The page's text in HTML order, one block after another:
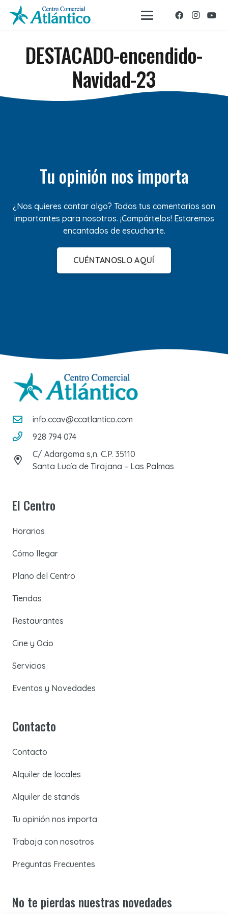
DESTACADO-encendido-
Navidad-23
Tu opinión nos importa
¿Nos quieres contar algo? Todos tus comentarios son
importantes para nosotros. ¡Compártelos! Estaremos
encantados de escucharte.
CUÉNTANOSLO AQUÍ
info.ccav@ccatlantico.com
928 794 074
C/ Adargoma s,n. C.P. 35110
Santa Lucía de Tirajana – Las Palmas
El Centro
Horarios
Cómo llegar
Plano del Centro
Tiendas
Restaurantes
Cine y Ocio
Servicios
Eventos y Novedades
Contacto
Contacto
Alquiler de locales
Alquiler de stands
Tu opinión nos importa
Trabaja con nosotros
Preguntas Frecuentes
No te pierdas nuestras novedades